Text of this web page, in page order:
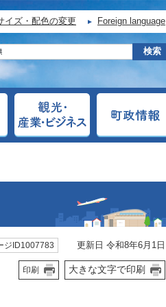
イズ・配色の変更 Foreign language
ジID1007783 更新日 令和8年6月1日
印刷 大きな文字で印刷